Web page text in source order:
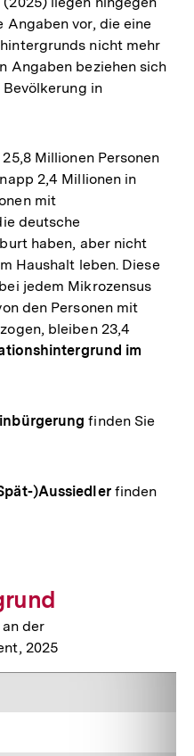
Angaben vor, die eine
nicht mehr
Angaben beziehen sich
in
Millionen Personen
2,4 Millionen in
mit
deutsche
haben, aber nicht
Haushalt leben. Diese
jedem Mikrozensus
den Personen mit
bleiben 23,4
im
finden Sie
)Aussiedlerfinden
der
2025